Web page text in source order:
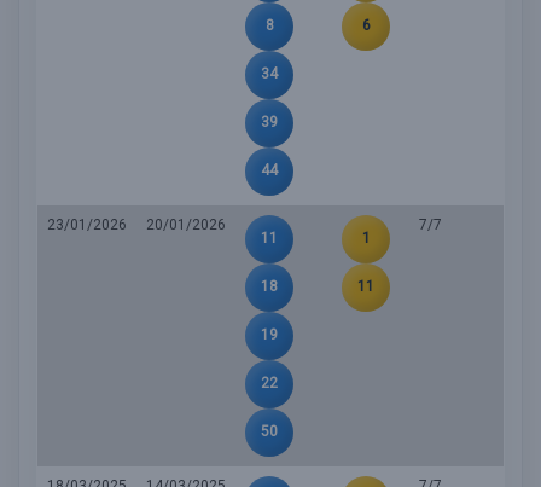
8
34
39
44
6
23/01/2026
20/01/2026
11
18
19
22
50
1
11
7/7